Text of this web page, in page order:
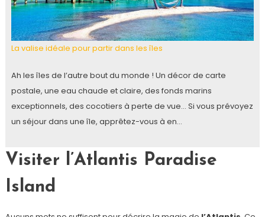
La valise idéale pour partir dans les îles
Ah les îles de l’autre bout du monde ! Un décor de carte
postale, une eau chaude et claire, des fonds marins
exceptionnels, des cocotiers à perte de vue… Si vous prévoyez
un séjour dans une île, apprêtez-vous à en…
Visiter l’Atlantis Paradise
Island